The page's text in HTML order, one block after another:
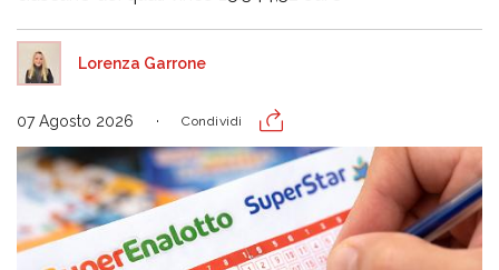
Lorenza Garrone
07 Agosto 2026 Condividi